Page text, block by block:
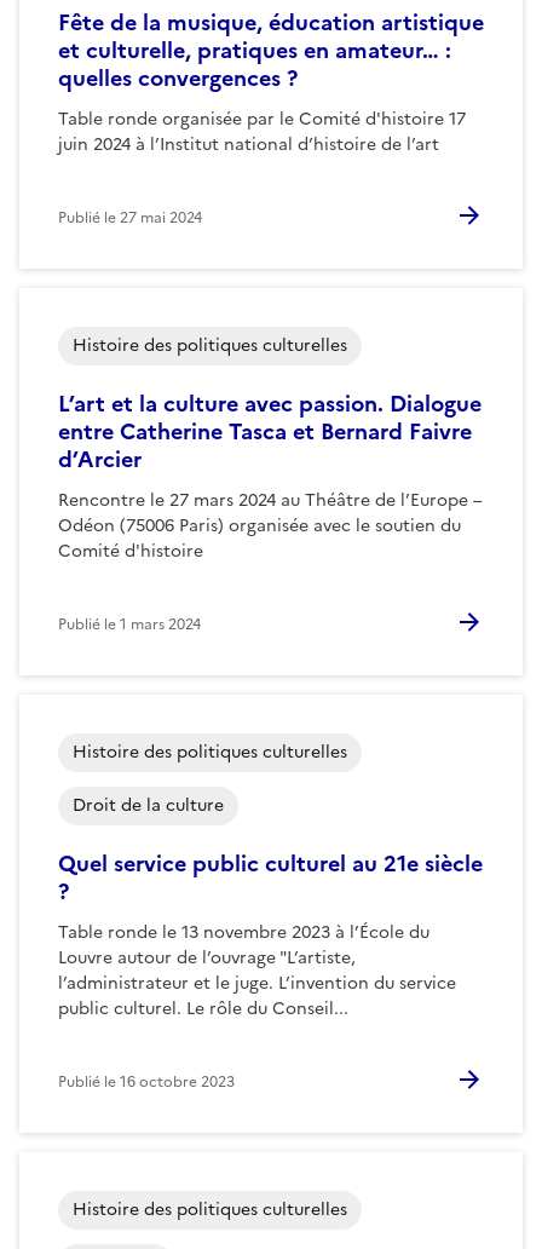
Fête de la musique, éducation artistique
et culturelle, pratiques en amateur… :
quelles convergences ?
Table ronde organisée par le Comité d'histoire 17
juin 2024 à l’Institut national d’histoire de l’art
Publié le27 mai 2024
L’art et la culture avec passion. Dialogue
entre Catherine Tasca et Bernard Faivre
d’Arcier
Rencontre le 27 mars 2024 au Théâtre de l’Europe –
Odéon (75006 Paris) organisée avec le soutien du
Comité d'histoire
Histoire des politiques culturelles
Publié le1 mars 2024
Quel service public culturel au 21e siècle
?
Table ronde le 13 novembre 2023 à l’École du
Louvre autour de l’ouvrage "L’artiste,
l’administrateur et le juge. L’invention du service
public culturel. Le rôle du Conseil...
Histoire des politiques culturelles
Droit de la culture
Publié le16 octobre 2023
Histoire des politiques culturelles